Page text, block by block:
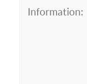
Information: